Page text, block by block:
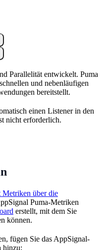
Parallelität entwickelt. Puma
und nebenläufigen
bereitstellt.
einen Listener in den
nicht erforderlich.
Metriken über die
Puma-Metriken
erstellt, mit dem Sie
können.
fügen Sie das AppSignal-
hinzu: